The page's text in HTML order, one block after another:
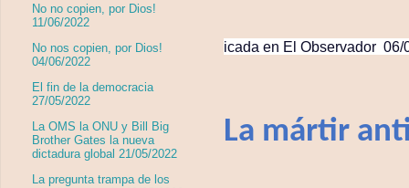
icada en El Observador 06/
La mártir
No no copien, por Dios!
11/06/2022
No nos copien, por Dios!
04/06/2022
El fin de la democracia
27/05/2022
La OMS la ONU y Bill Big
Brother Gates la nueva
dictadura global 21/05/2022
La pregunta trampa de los